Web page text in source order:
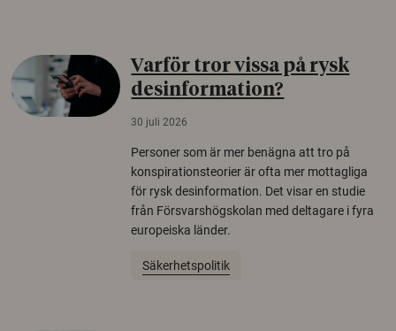
Varför tror vissa på rysk
desinformation?
30 juli 2026
Personer som är mer benägna att tro på
konspirationsteorier är ofta mer mottagliga
för rysk desinformation. Det visar en studie
från Försvarshögskolan med deltagare i fyra
europeiska länder.
Säkerhetspolitik